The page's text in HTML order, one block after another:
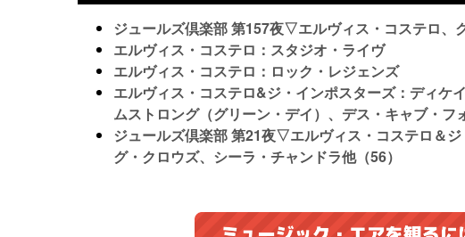
ジュールズ倶楽部 第157夜▽エルヴィス・コステロ、
エルヴィス・コステロ：スタジオ・ライヴ
エルヴィス・コステロ：ロック・レジェンズ
エルヴィス・コステロ&ジ・インポスターズ：ディケ
ムストロング（グリーン・デイ）、デス・キャブ・
ジュールズ倶楽部 第21夜▽エルヴィス・コステロ＆
グ・クロウズ、シーラ・チャンドラ他（56）